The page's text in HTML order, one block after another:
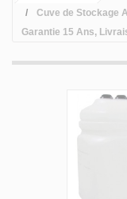
Cuve de Stockage
Garantie 15 Ans,